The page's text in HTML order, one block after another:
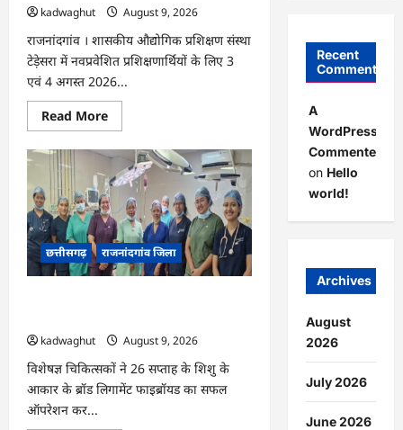
kadwaghut
August 9, 2026
राजनांदगांव । शासकीय औद्योगिक प्रशिक्षण संस्था
टेड़ेसरा में नवप्रवेशित प्रशिक्षणार्थियों के लिए 3
एवं 4 अगस्त 2026...
Read MoreRead
more
राजनांदगांव
आईटीआई
टेड़ेसरा
में
नव
कौशल
पथ
नई
राह
नया
आयोजन…
छत्तीसगढ़ राजनांदगांव जिला
kadwaghut
August 9, 2026
विशेषज्ञ चिकित्सकों ने 26 सप्ताह के शिशु के
आकार के ब्रॉड लिगामेंट फाइब्रॉयड का सफल
ऑपरेशन कर...
Recent
Comments
A
WordPress
Commenter
on Hello
world!
Archives
August
2026
July 2026
June 2026